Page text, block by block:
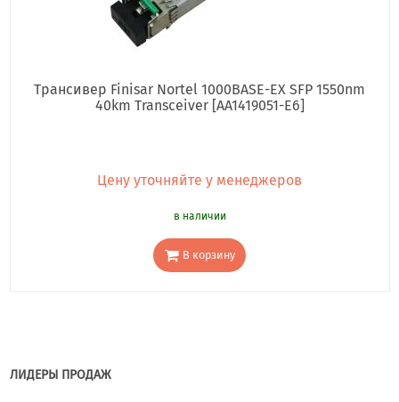
Трансивер Finisar Nortel 1000BASE-EX SFP 1550nm
40km Transceiver [AA1419051-E6]
Цену уточняйте у менеджеров
в наличии
В корзину
ЛИДЕРЫ ПРОДАЖ